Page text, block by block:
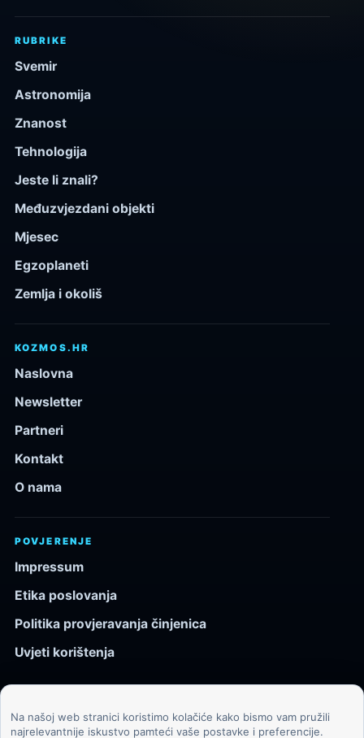
RUBRIKE
Svemir
Astronomija
Znanost
Tehnologija
Jeste li znali?
Međuzvjezdani objekti
Mjesec
Egzoplaneti
Zemlja i okoliš
KOZMOS.HR
Naslovna
Newsletter
Partneri
Kontakt
O nama
POVJERENJE
Impressum
Etika poslovanja
Politika provjeravanja činjenica
Uvjeti korištenja
© 2026 Kozmos.hr. Sva prava pridržana.
Na našoj web stranici koristimo kolačiće kako bismo vam pružili
najrelevantnije iskustvo pamteći vaše postavke i preferencije.